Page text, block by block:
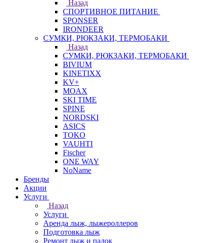
Назад
СПОРТИВНОЕ ПИТАНИЕ
SPONSER
IRONDEER
СУМКИ, РЮКЗАКИ, ТЕРМОБАКИ
Назад
СУМКИ, РЮКЗАКИ, ТЕРМОБАКИ
BIVIUM
KINETIXX
KV+
MOAX
SKI TIME
SPINE
NORDSKI
ASICS
TOKO
VAUHTI
Fischer
ONE WAY
NoName
Бренды
Акции
Услуги
Назад
Услуги
Аренда лыж, лыжероллеров
Подготовка лыж
Ремонт лыж и палок